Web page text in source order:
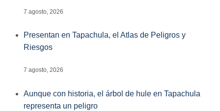
7 agosto, 2026
Presentan en Tapachula, el Atlas de Peligros y
Riesgos
7 agosto, 2026
Aunque con historia, el árbol de hule en Tapachula
representa un peligro